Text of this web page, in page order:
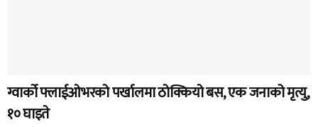
ग्वार्को फ्लाईओभरको पर्खालमा ठोक्कियो बस, एक जनाको मृत्यु,
१० घाइते